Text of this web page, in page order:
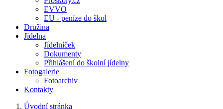
EVVO
EU - peníze do škol
Družina
Jídelna
Jídelníček
Dokumenty
Přihlášení do školní jídelny
Fotogalerie
Fotoarchiv
Kontakty
Úvodní stránka